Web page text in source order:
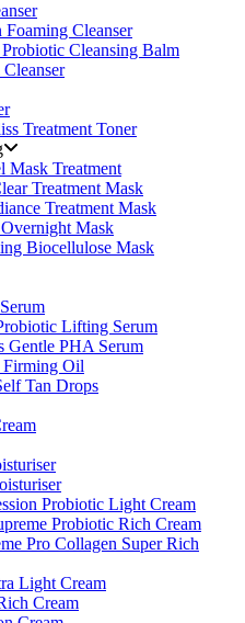
Cleanser
Cleansing Balm
Treatment Toner
Mask Treatment
Treatment Mask
Treatment Mask
Mask
Biocellulose Mask
Lifting Serum
Gentle PHA Serum
Oil
Tan Drops
Probiotic Light Cream
Probiotic Rich Cream
Pro Collagen Super Rich
Light Cream
Cream